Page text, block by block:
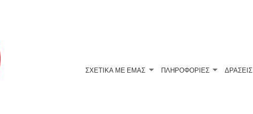
ΣΧΕΤΙΚΆ ΜΕ ΕΜΆΣ ΠΛΗΡΟΦΟΡΙΕΣ ΔΡΑΣΕΙΣ